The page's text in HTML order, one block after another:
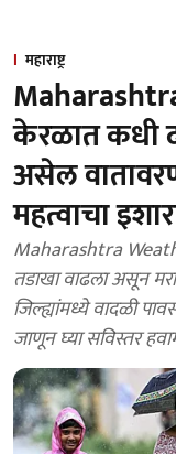
महाराष्ट्र
केरळात कधी
असेल
महत्वाचा
Maharashtra
तडाखा वाढला असून
जिल्ह्यांमध्ये वादळी
जाणून घ्या सविस्तर